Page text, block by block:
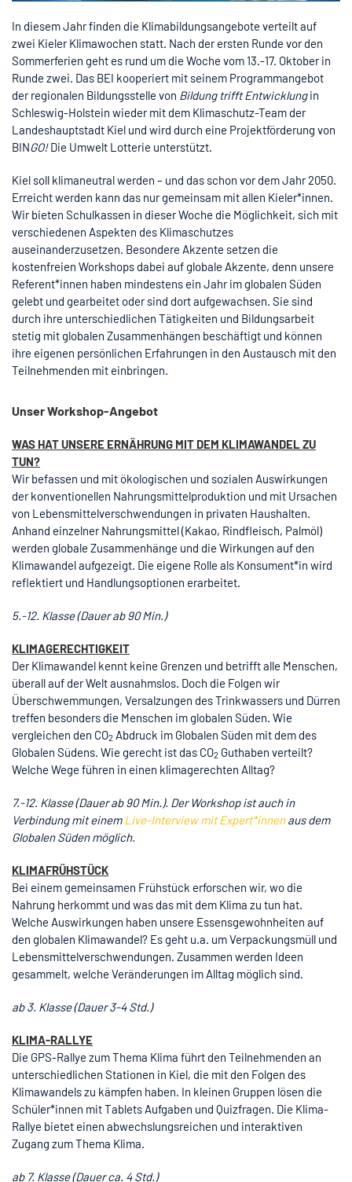
In diesem Jahr finden die Klimabildungsangebote verteilt auf
zwei Kieler Klimawochen statt. Nach der ersten Runde vor den
Sommerferien geht es rund um die Woche vom 13.-17. Oktober in
Runde zwei. Das BEI kooperiert mit seinem Programmangebot
der regionalen Bildungsstelle von Bildung trifft Entwicklungin
Schleswig-Holstein wieder mit dem Klimaschutz-Team der
Landeshauptstadt Kiel und wird durch eine Projektförderung von
BINGO!Die Umwelt Lotterie unterstützt.
Kiel soll klimaneutral werden – und das schon vor dem Jahr 2050.
Erreicht werden kann das nur gemeinsam mit allen Kieler*innen.
Wir bieten Schulkassen in dieser Woche die Möglichkeit, sich mit
verschiedenen Aspekten des Klimaschutzes
auseinanderzusetzen. Besondere Akzente setzen die
kostenfreien Workshops dabei auf globale Akzente, denn unsere
Referent*innen haben mindestens ein Jahr im globalen Süden
gelebt und gearbeitet oder sind dort aufgewachsen. Sie sind
durch ihre unterschiedlichen Tätigkeiten und Bildungsarbeit
stetig mit globalen Zusammenhängen beschäftigt und können
ihre eigenen persönlichen Erfahrungen in den Austausch mit den
Teilnehmenden mit einbringen.
Unser Workshop-Angebot
WAS HAT UNSERE ERNÄHRUNG MIT DEM KLIMAWANDEL ZU
TUN?
Wir befassen und mit ökologischen und sozialen Auswirkungen
der konventionellen Nahrungsmittelproduktion und mit Ursachen
von Lebensmittelverschwendungen in privaten Haushalten.
Anhand einzelner Nahrungsmittel (Kakao, Rindfleisch, Palmöl)
werden globale Zusammenhänge und die Wirkungen auf den
Klimawandel aufgezeigt. Die eigene Rolle als Konsument*in wird
reflektiert und Handlungsoptionen erarbeitet.
5.-12. Klasse (Dauer ab 90 Min.)
KLIMAGERECHTIGKEIT
Der Klimawandel kennt keine Grenzen und betrifft alle Menschen,
überall auf der Welt ausnahmslos. Doch die Folgen wir
Überschwemmungen, Versalzungen des Trinkwassers und Dürren
treffen besonders die Menschen im globalen Süden. Wie
vergleichen den CO2 Abdruck im Globalen Süden mit dem des
Globalen Südens. Wie gerecht ist das CO2 Guthaben verteilt?
Welche Wege führen in einen klimagerechten Alltag?
7.-12. Klasse (Dauer ab 90 Min.). Der Workshop ist auch in
Verbindung mit einemLive-Interview mit Expert*innenaus dem
Globalen Süden möglich.
KLIMAFRÜHSTÜCK
Bei einem gemeinsamen Frühstück erforschen wir, wo die
Nahrung herkommt und was das mit dem Klima zu tun hat.
Welche Auswirkungen haben unsere Essensgewohnheiten auf
den globalen Klimawandel? Es geht u.a. um Verpackungsmüll und
Lebensmittelverschwendungen. Zusammen werden Ideen
gesammelt, welche Veränderungen im Alltag möglich sind.
ab 3. Klasse (Dauer 3-4 Std.)
KLIMA-RALLYE
Die GPS-Rallye zum Thema Klima führt den Teilnehmenden an
unterschiedlichen Stationen in Kiel, die mit den Folgen des
Klimawandels zu kämpfen haben. In kleinen Gruppen lösen die
Schüler*innen mit Tablets Aufgaben und Quizfragen. Die Klima-
Rallye bietet einen abwechslungsreichen und interaktiven
Zugang zum Thema Klima.
ab 7. Klasse (Dauer ca. 4 Std.)